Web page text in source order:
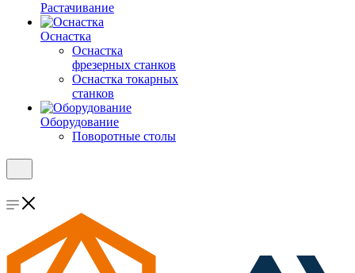
Растачивание
Оснастка
Оснастка
фрезерных станков
Оснастка токарных
станков
Оборудование
Поворотные столы